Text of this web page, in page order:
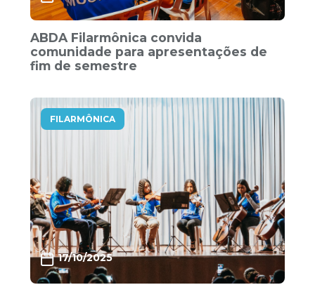
ABDA Filarmônica convida
comunidade para apresentações de
fim de semestre
FILARMÔNICA
17/10/2025